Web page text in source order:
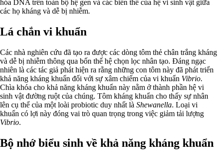
hóa DNA trên toàn bộ hệ gen và các biến thể của hệ vi sinh vật giữa
các họ kháng và dễ bị nhiễm.
Lá chắn vi khuẩn
Các nhà nghiên cứu đã tạo ra được các dòng tôm thẻ chân trắng kháng
và dễ bị nhiễm thông qua bốn thế hệ chọn lọc nhân tạo. Đáng ngạc
nhiên là các tác giả phát hiện ra rằng những con tôm này đã phát triển
khả năng kháng khuẩn đối với sự xâm chiếm của vi khuẩn Vibrio.
Chìa khóa cho khả năng kháng khuẩn này nằm ở thành phần hệ vi
sinh vật đường ruột của chúng. Tôm kháng khuẩn cho thấy sự nhân
lên cụ thể của một loài probiotic duy nhất là Shewanella. Loại vi
khuẩn có lợi này đóng vai trò quan trọng trong việc giảm tải lượng
Vibrio.
Bộ nhớ biểu sinh về khả năng kháng khuẩn